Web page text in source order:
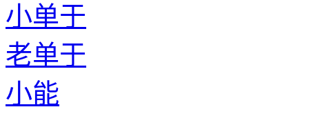
小单于
老单于
小能